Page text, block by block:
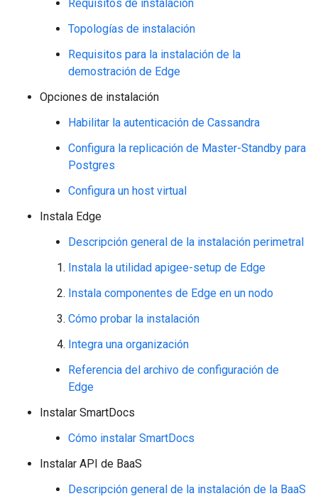
Requisitos de instalación
Topologías de instalación
Requisitos para la instalación de la
demostración de Edge
Opciones de instalación
Habilitar la autenticación de Cassandra
Configura la replicación de Master-Standby para
Postgres
Configura un host virtual
Instala Edge
Descripción general de la instalación perimetral
Instala la utilidad apigee-setup de Edge
Instala componentes de Edge en un nodo
Cómo probar la instalación
Integra una organización
Referencia del archivo de configuración de
Edge
Instalar SmartDocs
Cómo instalar SmartDocs
Instalar API de BaaS
Descripción general de la instalación de la BaaS